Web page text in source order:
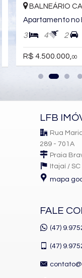
Churrasqueira
Andar Alto
Decorado
Acabamento em Gesso
Móveis Planejados
Área de Serviço
Living
Sala de Estar
Sacada Técnica
Características do
Sala de Jogos
Salão de Festas
Quadra Esportiva
Medidores Individuais
Piscina Infantil
Sala de Reunião
BALNEÁRIO
Apartamento no
3 4 2
R$ 4.500.000, 00
LFB
Rua
289 - 701A
Praia
Itajaí / SC
mapa
FALE
(47)
(47)